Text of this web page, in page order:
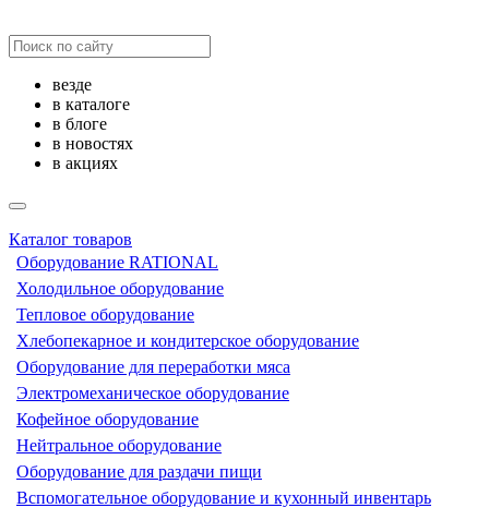
везде
в каталоге
в блоге
в новостях
в акциях
Каталог товаров
Оборудование RATIONAL
Холодильное оборудование
Тепловое оборудование
Хлебопекарное и кондитерское оборудование
Оборудование для переработки мяса
Электромеханическое оборудование
Кофейное оборудование
Нейтральное оборудование
Оборудование для раздачи пищи
Вспомогательное оборудование и кухонный инвентарь